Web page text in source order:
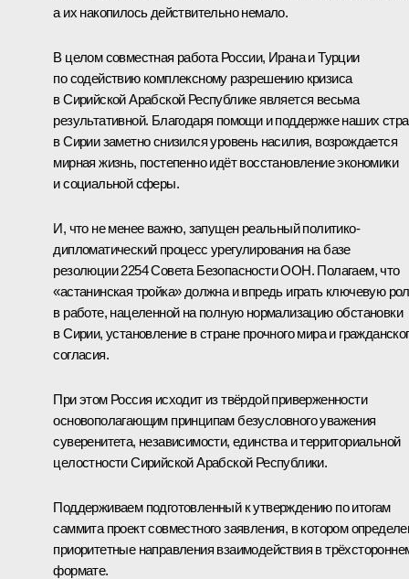
а их накопилось действительно немало.
В целом совместная работа России, Ирана и Турции
по содействию комплексному разрешению кризиса
в Сирийской Арабской Республике является весьма
результативной. Благодаря помощи и поддержке наших
в Сирии заметно снизился уровень насилия, возрождается
мирная жизнь, постепенно идёт восстановление экономики
и социальной сферы.
И, что не менее важно, запущен реальный политико-
дипломатический процесс урегулирования на базе
резолюции 2254 Совета Безопасности ООН. Полагаем, что
«астанинская тройка» должна и впредь играть ключевую
в работе, нацеленной на полную нормализацию обстановки
в Сирии, установление в стране прочного мира и
согласия.
При этом Россия исходит из твёрдой приверженности
основополагающим принципам безусловного уважения
суверенитета, независимости, единства и территориальной
целостности Сирийской Арабской Республики.
Поддерживаем подготовленный к утверждению по итогам
саммита проект совместного заявления, в котором
приоритетные направления взаимодействия в
формате.